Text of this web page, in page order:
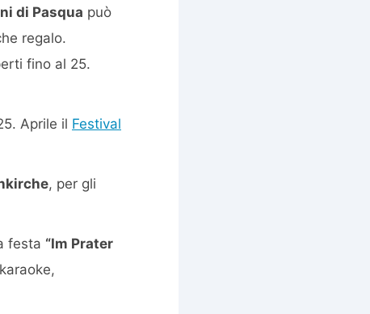
di Pasqua può
regalo.
fino al 25.
Aprile il Festival
, per gli
festa “Im Prater